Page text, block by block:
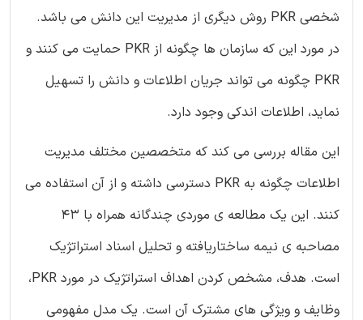
شخصی PKR روش دیگری از مدیریت این دانش می باشد.
در مورد این که سازمان ها چگونه از PKR حمایت می کنند و
PKR چگونه می تواند جریان اطلاعات و دانش را تسهیل
نماید، اطلاعات اندکی وجود دارد.
این مقاله بررسی می کند که متخصصین مختلف مدیریت
اطلاعات چگونه به PKR دسترسی داشته و از آن استفاده می
کنند. این یک مطالعه ی موردی چندگانه همراه با 43
مصاحبه ی نیمه ساختاریافته و تحلیل اسناد استراتژیک
است. هدف، مشخص کردن اهداف استراتژیک در مورد PKR،
وظایف و ویژگی های مشترک آن است. یک مدل مفهومی